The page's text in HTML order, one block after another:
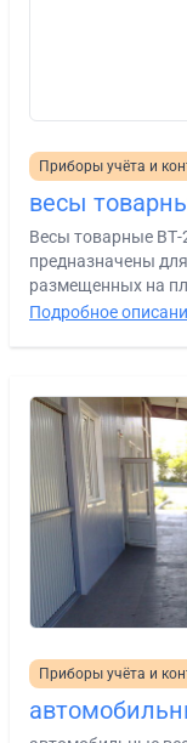
Приборы учёта и
весы
Весы товарные ВТ-
предназначены
размещенных на
Подробное
Приборы учёта и